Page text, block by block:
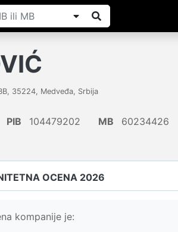
, 35224, Medveđa, Srbija
PIB 104479202 MB 60234426
OCENA 2026
kompanije je: